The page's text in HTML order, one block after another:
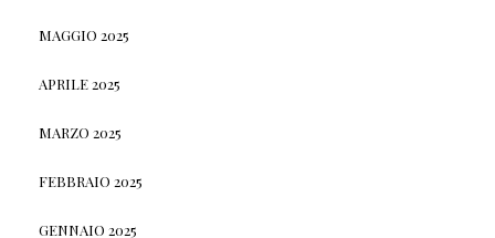
MAGGIO 2025
APRILE 2025
MARZO 2025
FEBBRAIO 2025
GENNAIO 2025